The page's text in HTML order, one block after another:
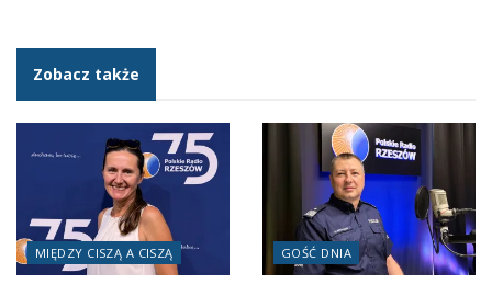
Zobacz także
MIĘDZY CISZĄ A CISZĄ GOŚĆ DNIA